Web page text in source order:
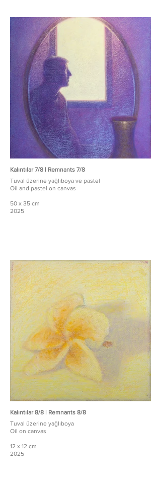
Kalıntılar 7/8 | Remnants 7/8
Tuval üzerine yağlıboya ve pastel
Oil and pastel on canvas
50 x 35 cm
2025
Kalıntılar 8/8 | Remnants 8/8
Tuval üzerine yağlıboya
Oil on canvas
12 x 12 cm
2025